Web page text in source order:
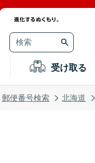
受け取る
郵便番号検索 北海道